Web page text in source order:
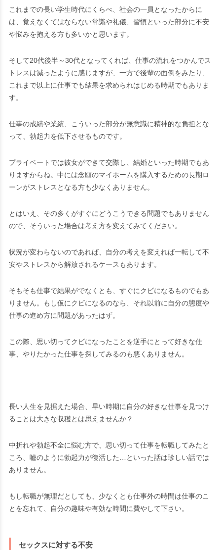
これまでの長い学生時代にくらべ、社会の一員となったからに
は、覚えなくてはならない常識や礼儀、習慣といった部分に不安
や悩みを抱える方も多いかと思います。
そして20代後半～30代となってくれば、仕事の流れをつかんでス
トレスは減ったように感じますが、一方で後輩の面倒をみたり、
これまで以上に仕事でも結果を求められはじめる時期でもありま
す。
仕事の成績や業績、こういった部分が無意識に精神的な負担とな
って、勃起力を低下させるものです。
プライベートでは彼女ができて交際し、結婚といった時期でもあ
りますからね。中には念願のマイホームを購入するための長期ロ
ーンがストレスとなる方も少なくありません。
とはいえ、その多くがすぐにどうこうできる問題でもありません
ので、そういった場合は考え方を変えてみてください。
状況が変わらないのであれば、自分の考えを変えれば一転して不
安やストレスから解放されるケースもあります。
そもそも仕事で結果がでなくとも、すぐにクビになるものでもあ
りません。もし仮にクビになるのなら、それ以前に自分の態度や
仕事の進め方に問題があったはず。
この際、思い切ってクビになったことを逆手にとって好きな仕
事、やりたかった仕事を探してみるのも悪くありません。
長い人生を見据えた場合、早い時期に自分の好きな仕事を見つけ
ることは大きな収穫とは思えませんか？
中折れや勃起不全に悩む方で、思い切って仕事を転職してみたと
ころ、嘘のように勃起力が復活した…といった話は珍しい話では
ありません。
もし転職が無理だとしても、少なくとも仕事外の時間は仕事のこ
とを忘れて、自分の趣味や有効な時間に費やして下さい。
セックスに対する不安